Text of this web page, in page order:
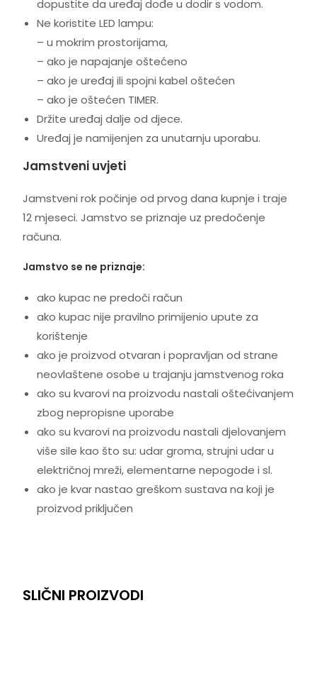
dopustite da uređaj dođe u dodir s vodom.
Ne koristite LED lampu:
– u mokrim prostorijama,
– ako je napajanje oštećeno
– ako je uređaj ili spojni kabel oštećen
– ako je oštećen TIMER.
Držite uređaj dalje od djece.
Uređaj je namijenjen za unutarnju uporabu.
Jamstveni uvjeti
Jamstveni rok počinje od prvog dana kupnje i traje
12 mjeseci. Jamstvo se priznaje uz predočenje
računa.
Jamstvo se ne priznaje:
ako kupac ne predoči račun
ako kupac nije pravilno primijenio upute za
korištenje
ako je proizvod otvaran i popravljan od strane
neovlaštene osobe u trajanju jamstvenog roka
ako su kvarovi na proizvodu nastali oštećivanjem
zbog nepropisne uporabe
ako su kvarovi na proizvodu nastali djelovanjem
više sile kao što su: udar groma, strujni udar u
električnoj mreži, elementarne nepogode i sl.
ako je kvar nastao greškom sustava na koji je
proizvod priključen
SLIČNI PROIZVODI